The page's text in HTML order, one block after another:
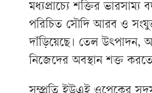
মধ্যপ্রাচ্যে শক্তির ভারসাম্য
পরিচিত সৌদি আরব ও
দাঁড়িয়েছে। তেল উৎপাদন,
নিজেদের অবস্থান শক্ত